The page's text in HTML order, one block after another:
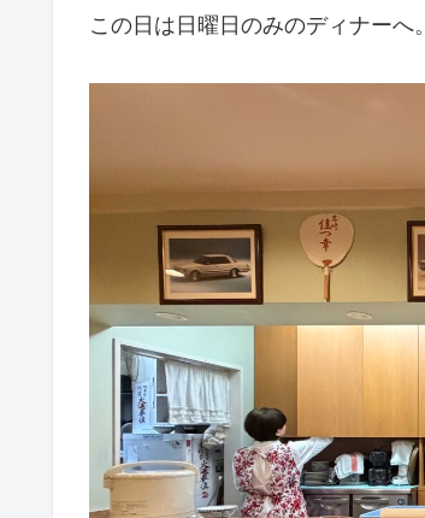
この日は日曜日のみのディナーへ。